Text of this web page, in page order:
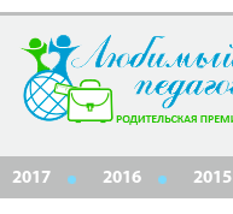
2017 2016 2015